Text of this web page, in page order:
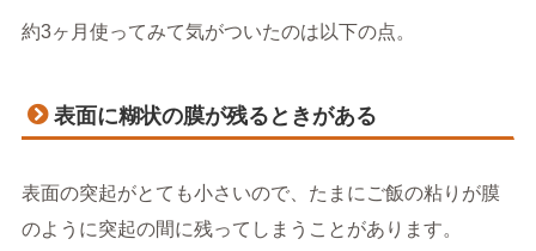
約3ヶ月使ってみて気がついたのは以下の点。
表面に糊状の膜が残るときがある
表面の突起がとても小さいので、たまにご飯の粘りが膜
のように突起の間に残ってしまうことがあります。